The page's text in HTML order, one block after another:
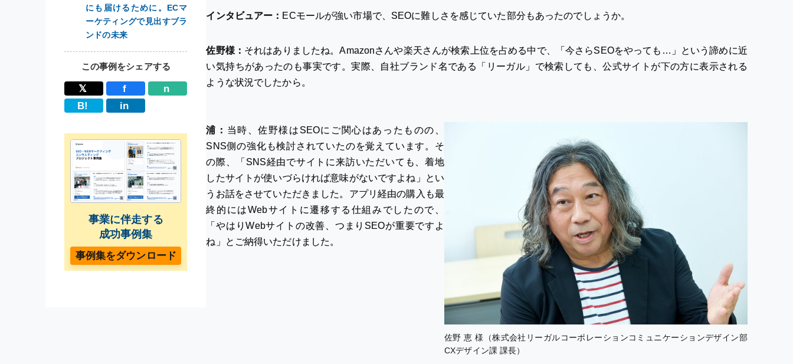
にも届けるために。ECマ
ーケティングで見出すブラ
ンドの未来
この事例をシェアする
𝕏 f
n
B!
in
事業に伴走する
成功事例集
事例集をダウンロード
インタビュアー： ECモールが強い市場で、SEOに難しさを感じていた部分もあったのでしょうか。
佐野様： それはありましたね。Amazonさんや楽天さんが検索上位を占める中で、「今さらSEOをやっても…」という諦めに近
い気持ちがあったのも事実です。実際、自社ブランド名である「リーガル」で検索しても、公式サイトが下の方に表示される
ような状況でしたから。
浦： 当時、佐野様はSEOにご関心はあったものの、
SNS側の強化も検討されていたのを覚えています。そ
の際、「SNS経由でサイトに来訪いただいても、着地
したサイトが使いづらければ意味がないですよね」とい
うお話をさせていただきました。アプリ経由の購入も最
終的にはWebサイトに遷移する仕組みでしたので、
「やはりWebサイトの改善、つまりSEOが重要ですよ
ね」とご納得いただけました。
佐野 恵 様（株式会社リーガルコーポレーションコミュニケーションデザイン部
CXデザイン課 課長）